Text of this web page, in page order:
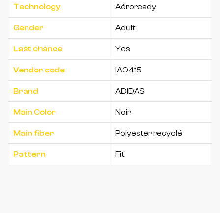
Technology Aéroready
Gender Adult
Last chance Yes
Vendor code IA0415
Brand ADIDAS
Main Color Noir
Main fiber Polyester recyclé
Pattern Fit